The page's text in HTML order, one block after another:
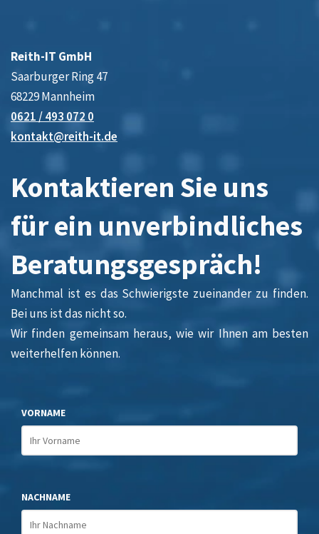
Reith-IT GmbH
Saarburger Ring 47
68229 Mannheim
0621 / 493 072 0
kontakt@reith-it.de
Kontaktieren Sie uns
für ein unverbindliches
Beratungsgespräch!
Manchmal ist es das Schwierigste zueinander zu finden.
Bei uns ist das nicht so.
Wir finden gemeinsam heraus, wie wir Ihnen am besten
weiterhelfen können.
VORNAME
NACHNAME